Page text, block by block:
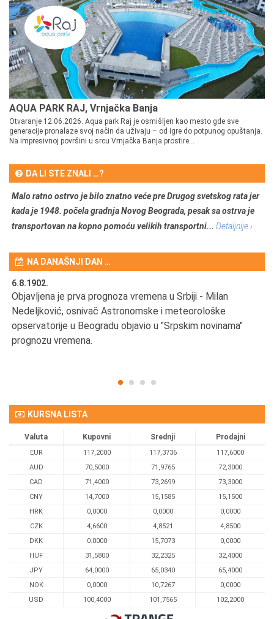
AQUA PARK RAJ, Vrnjačka Banja
Otvaranje 12.06.2026. Aqua park Raj je osmišljen kao mesto gde sve
generacije pronalaze svoj način da uživaju – od igre do potpunog opuštanja.
Na impresivnoj površini u srcu Vrnjačka Banja prostire...
DA LI STE ZNALI …?
Malo ratno ostrvo je bilo znatno veće pre Drugog svetskog rata jer
kada je 1948. počela gradnja Novog Beograda, pesak sa ostrva je
transportovan na kopno pomoću velikih transportni... Detaljnije ›
NA DANAŠNJI DAN …
6.8.1902.
Objavljena je prva prognoza vremena u Srbiji - Milan
Nedeljković, osnivač Astronomske i meteorološke
opservatorije u Beogradu objavio u "Srpskim novinama"
prognozu vremena.
KURSNA LISTA
Valuta Kupovni Srednji Prodajni
EUR 117,2000 117,3736
117,6000
AUD
70,5000 71,9765
72,3000
CAD
71,4000 73,2699
73,3000
CNY
14,7000 15,1585
15,1500
HRK
0,0000 0,0000
0,0000
CZK
4,6600 4,8521
4,8500
DKK
0.0000 15,7073
0,0000
HUF
31,5800 32,2325
32,4000
JPY
64,0000 65,0340
65,4000
NOK
0,0000 10,7267
0,0000
USD
100,4000 101,7565 102,2000